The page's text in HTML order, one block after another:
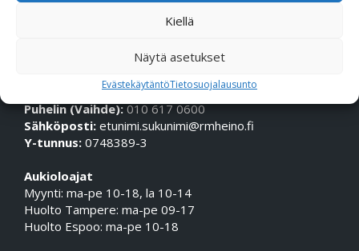
Kiellä
Näytä asetukset
EvästekäytäntöTietosuojalausunto
OTA MEIHIN YHTEYTTÄ!
Puhelin (Vaihde): 010 617 0600
Sähköposti: etunimi.sukunimi@rmheino.fi
Y-tunnus: 0748389-3
Aukioloajat
Myynti: ma-pe 10-18, la 10-14
Huolto Tampere: ma-pe 09-17
Huolto Espoo: ma-pe 10-18